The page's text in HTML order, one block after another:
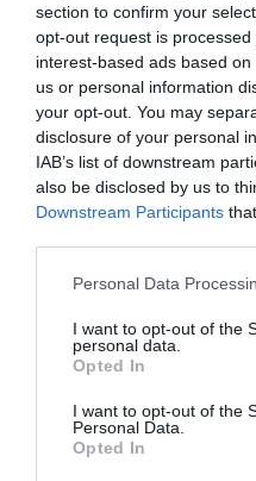
section to confirm your
opt-out request is
interest-based ads based
us or personal information
your opt-out. You may
disclosure of your personal
IAB’s list of downstream
also be disclosed by us to
Downstream Participants
Personal Data
I want to opt-out of the
personal data.
Opted In
I want to opt-out of the
Personal Data.
Opted In